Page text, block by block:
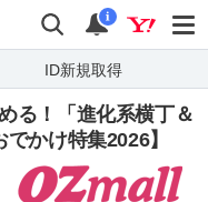
検索 通知
i
ID新規取得
る！「進化系横丁＆
かけ特集2026】